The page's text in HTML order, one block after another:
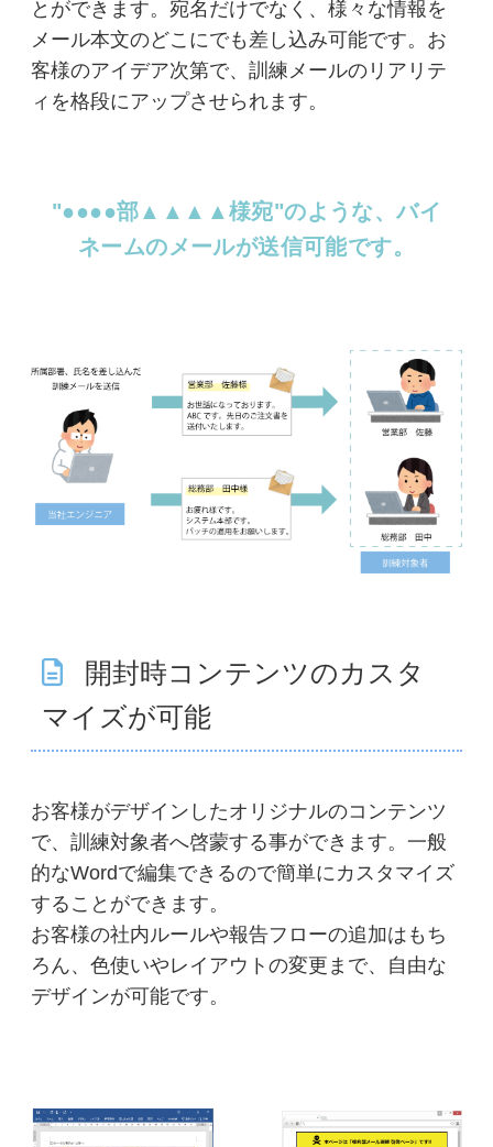
とができます。宛名だけでなく、様々な情報を
メール本文のどこにでも差し込み可能です。お
客様のアイデア次第で、訓練メールのリアリテ
ィを格段にアップさせられます。
"●●●●部▲▲▲▲様宛"のような、バイ
ネームのメールが送信可能です。
開封時コンテンツのカスタ
マイズが可能
お客様がデザインしたオリジナルのコンテンツ
で、訓練対象者へ啓蒙する事ができます。一般
的なWordで編集できるので簡単にカスタマイズ
することができます。
お客様の社内ルールや報告フローの追加はもち
ろん、色使いやレイアウトの変更まで、自由な
デザインが可能です。